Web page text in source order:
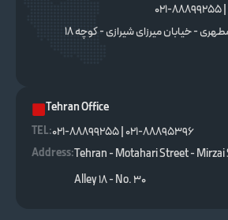
تهران - خیابان مطهری - خیابان میرزای شیرازی - کوچه ۱۸
Tehran Office
TEL :
021-88895396 | 021-88899255
Address:Tehran - Motahari Street - Mirzai
Alley 18 - No. 30